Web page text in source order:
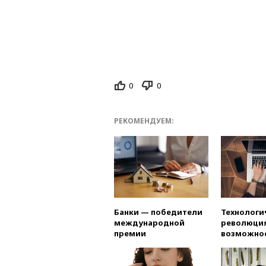
0 0
РЕКОМЕНДУЕМ:
Банки — победители
международной
премии